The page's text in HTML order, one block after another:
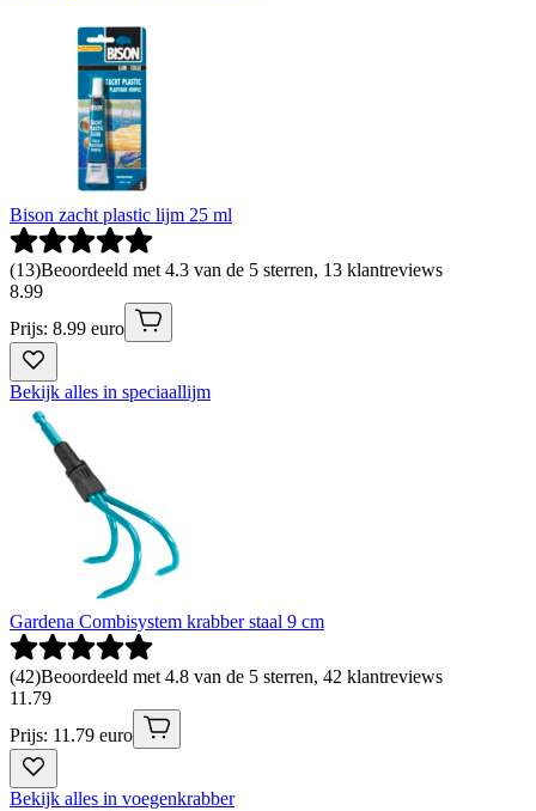
Bison zacht plastic lijm 25 ml
(13)Beoordeeld met 4.3 van de 5 sterren, 13 klantreviews
8.99
Prijs: 8.99 euro
Bekijk alles in speciaallijm
Gardena Combisystem krabber staal 9 cm
(42)Beoordeeld met 4.8 van de 5 sterren, 42 klantreviews
11 .79
Prijs: 11.79 euro
Bekijk alles in voegenkrabber